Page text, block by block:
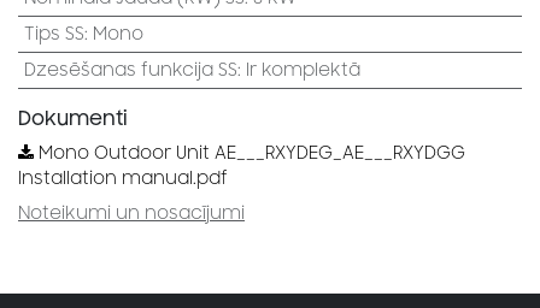
Tips SS: Mono
Dzesēšanas funkcija SS: Ir komplektā
Dokumenti
Mono Outdoor Unit AE___RXYDEG_AE___RXYDGG
Installation manual.pdf
Noteikumi un nosacījumi